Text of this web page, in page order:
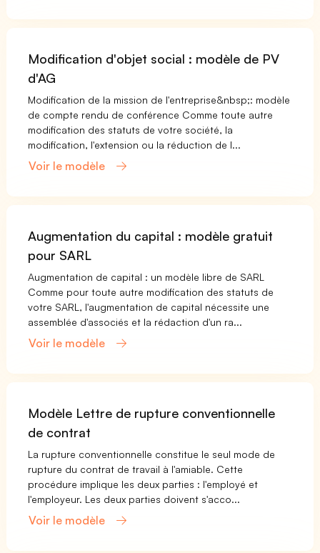
Modification d'objet social : modèle de PV
d'AG
Modification de la mission de l'entreprise&nbsp;: modèle
de compte rendu de conférence Comme toute autre
modification des statuts de votre société, la
modification, l'extension ou la réduction de l...
Voir le modèle
Augmentation du capital : modèle gratuit
pour SARL
Augmentation de capital : un modèle libre de SARL
Comme pour toute autre modification des statuts de
votre SARL, l'augmentation de capital nécessite une
assemblée d'associés et la rédaction d'un ra...
Voir le modèle
Modèle Lettre de rupture conventionnelle
de contrat
La rupture conventionnelle constitue le seul mode de
rupture du contrat de travail à l'amiable. Cette
procédure implique les deux parties : l'employé et
l'employeur. Les deux parties doivent s'acco...
Voir le modèle